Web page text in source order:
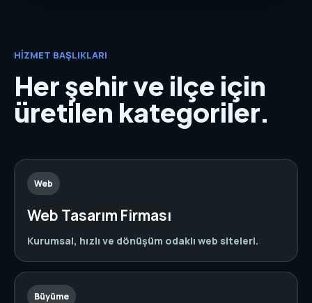
HIZMET BAŞLIKLARI
Her şehir ve ilçe için
üretilen kategoriler.
Web
Web Tasarım Firması
Kurumsal, hızlı ve dönüşüm odaklı web siteleri.
Büyüme